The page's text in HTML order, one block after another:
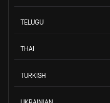
TELUGU
THAI
TURKISH